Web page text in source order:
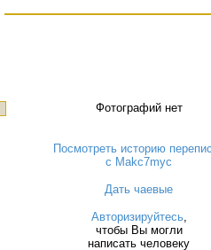
Фотографий нет
Посмотреть историю
с Makc7myc
Дать чаевые
Авторизируйтесь,
чтобы Вы могли
написать человеку